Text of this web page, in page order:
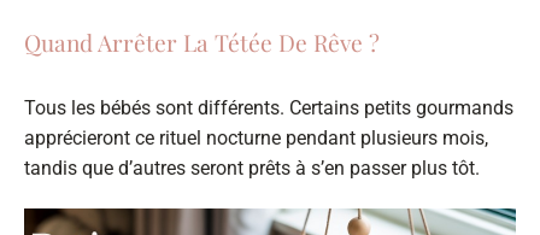
Quand Arrêter La Tétée De Rêve ?
Tous les bébés sont différents. Certains petits gourmands
apprécieront ce rituel nocturne pendant plusieurs mois,
tandis que d’autres seront prêts à s’en passer plus tôt.